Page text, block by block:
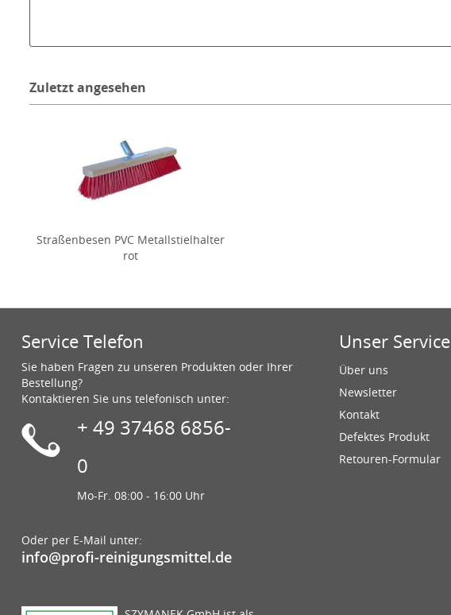
Zuletzt angesehen
Straßenbesen PVC Metallstielhalter
rot
Service Telefon
Sie haben Fragen zu unseren Produkten oder Ihrer
Bestellung?
Kontaktieren Sie uns telefonisch unter:
+ 49 37468 6856-
0
Mo-Fr. 08:00 - 16:00 Uhr
Oder per E-Mail unter:
info@profi-reinigungsmittel.de
Unser Service
Über uns
Newsletter
Kontakt
Defektes Produkt
Retouren-Formular